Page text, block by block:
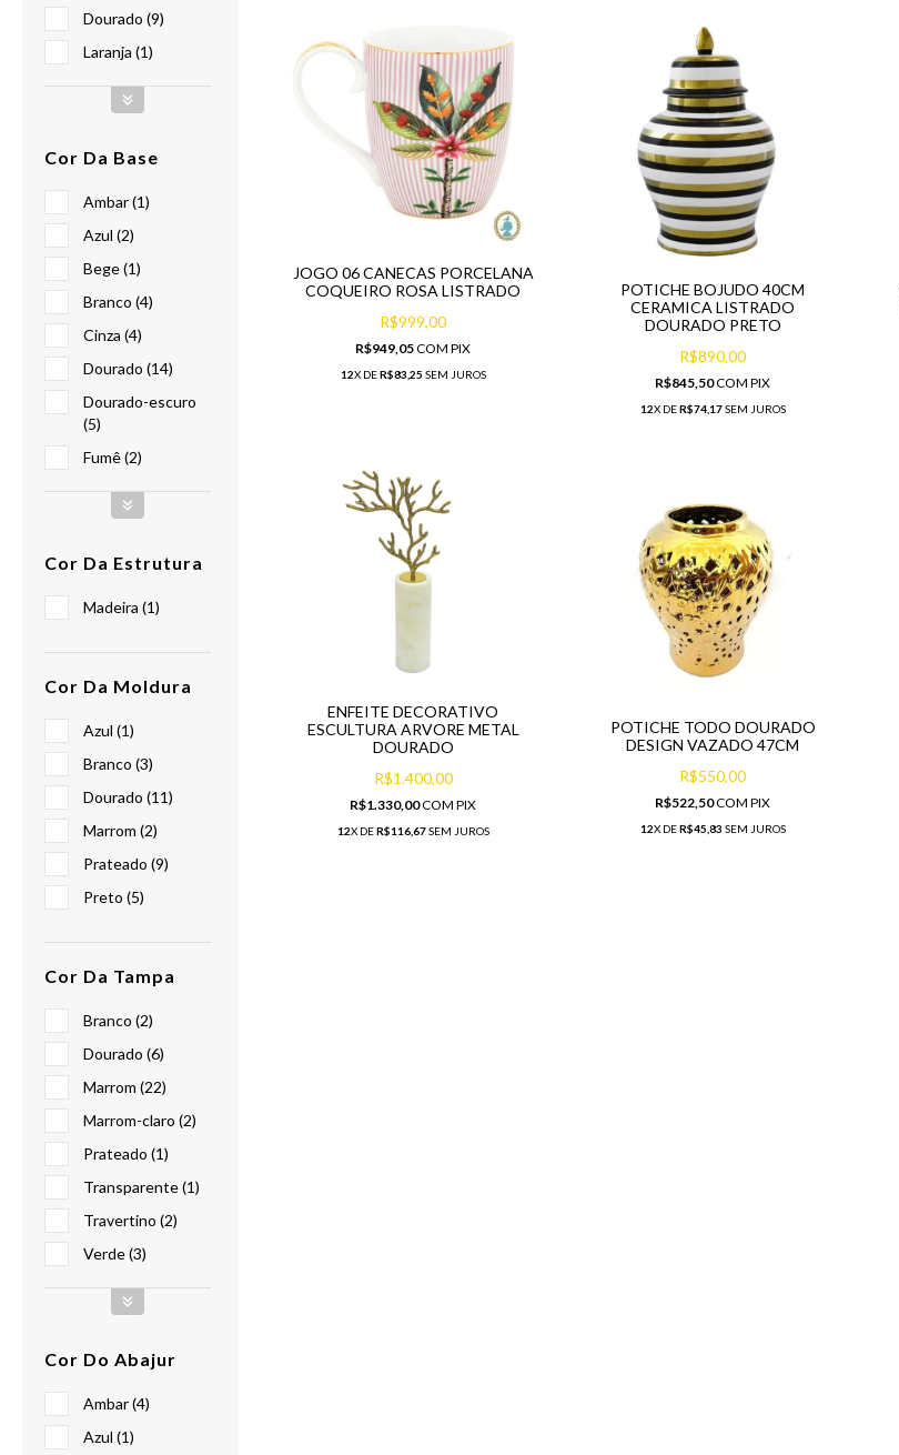
Dourado (9)
Laranja (1)
Cor Da Base
Ambar (1)
Azul (2)
Bege (1)
Branco (4)
Cinza (4)
Dourado (14)
Dourado-escuro
(5)
Fumê (2)
Cor Da Estrutura
Madeira (1)
Cor Da Moldura
Azul (1)
Branco (3)
Dourado (11)
Marrom (2)
Prateado (9)
Preto (5)
Cor Da Tampa
Branco (2)
Dourado (6)
Marrom (22)
Marrom-claro (2)
Prateado (1)
Transparente (1)
Travertino (2)
Verde (3)
Cor Do Abajur
Ambar (4)
Azul (1)
JOGO 06 CANECAS PORCELANA
COQUEIRO ROSA LISTRADO
R$999,00
R$949,05COM PIX
12X DER$83,25 SEM JUROS
POTICHE BOJUDO 40CM
CERAMICA LISTRADO
DOURADO PRETO
R$890,00
R$845,50COM PIX
12X DER$74,17SEM JUROS
ENFEITE DECORATIVO
ESCULTURA ARVORE METAL
DOURADO
R$1.400,00
R$1.330,00COM PIX
12X DER$116,67SEM JUROS
POTICHE TODO DOURADO
DESIGN VAZADO 47CM
R$550,00
R$522,50COM PIX
12X DER$45,83 SEM JUROS